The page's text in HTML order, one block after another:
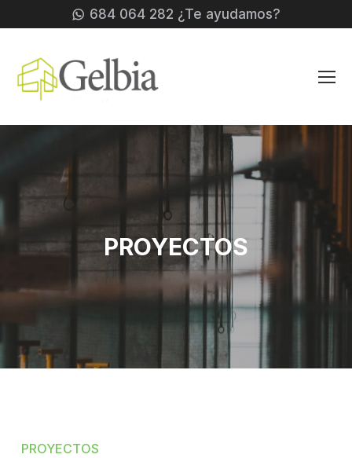
684 064 282 ¿Te ayudamos?
PROYECTOS
PROYECTOS